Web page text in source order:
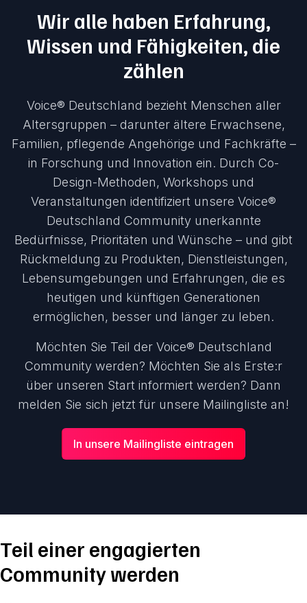
Wir alle haben Erfahrung,
Wissen und Fähigkeiten, die
zählen
Voice® Deutschland bezieht Menschen aller
Altersgruppen – darunter ältere Erwachsene,
Familien, pflegende Angehörige und Fachkräfte –
in Forschung und Innovation ein. Durch Co-
Design-Methoden, Workshops und
Veranstaltungen identifiziert unsere Voice®
Deutschland Community unerkannte
Bedürfnisse, Prioritäten und Wünsche – und gibt
Rückmeldung zu Produkten, Dienstleistungen,
Lebensumgebungen und Erfahrungen, die es
heutigen und künftigen Generationen
ermöglichen, besser und länger zu leben.
Möchten Sie Teil der Voice® Deutschland
Community werden? Möchten Sie als Erste:r
über unseren Start informiert werden? Dann
melden Sie sich jetzt für unsere Mailingliste an!
In unsere Mailingliste eintragen
Teil einer engagierten
Community werden